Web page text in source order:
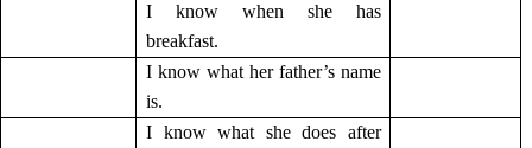
I know when she has
breakfast.
I know what her father’s name
is.
I know what she does after